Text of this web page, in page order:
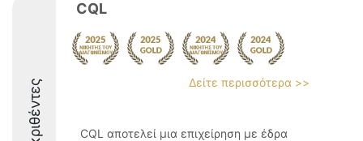
CQL
Δείτε περισσότερα >>
CQL αποτελεί μια επιχείρηση με έδρα